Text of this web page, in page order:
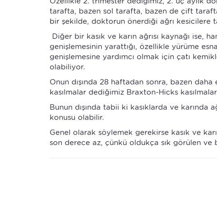
tarafta, bazen sol tarafta, bazen de çift
bir şekilde, doktorun önerdiği ağrı kesicilere
Diğer bir kasık ve karın ağrısı kaynağı ise,
genişlemesinin yarattığı, özellikle yürüme
genişlemesine yardımcı olmak için çatı
olabiliyor.
Onun dışında 28 haftadan sonra, bazen
kasılmalar dediğimiz Braxton-Hicks
Bunun dışında tabii ki kasıklarda ve
konusu olabilir.
Genel olarak söylemek gerekirse kasık ve
son derece az, çünkü oldukça sık görülen ve